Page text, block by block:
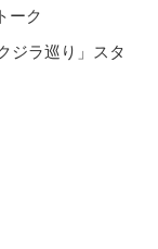
ーク
ジラ巡り」スタ